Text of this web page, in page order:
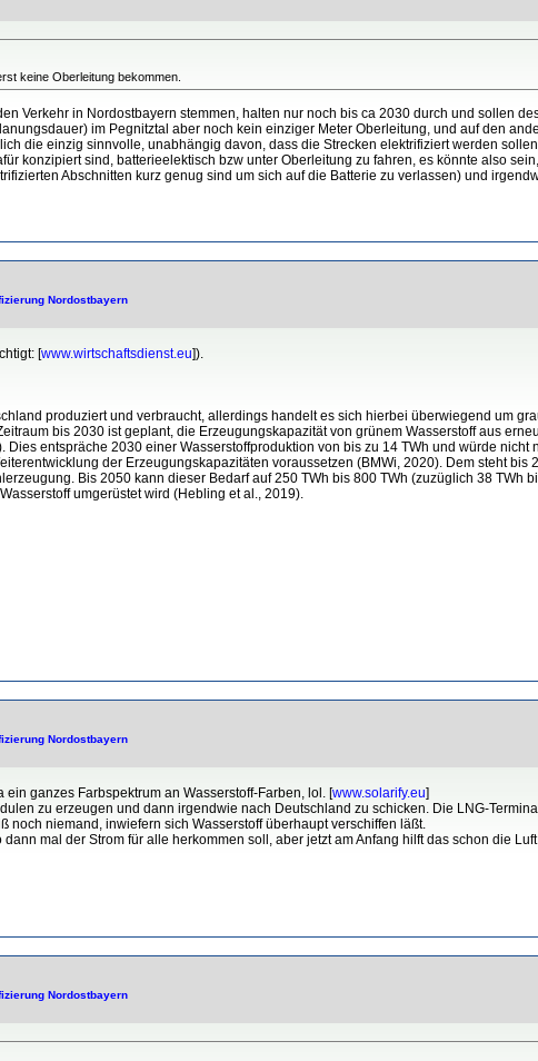
keine Oberleitung bekommen.
Verkehr in Nordostbayern stemmen, halten nur noch bis ca 2030 durch und sollen
im Pegnitztal aber noch kein einziger Meter Oberleitung, und auf den
die einzig sinnvolle, unabhängig davon, dass die Strecken elektrifiziert werden sollen.
konzipiert sind, batterieelektisch bzw unter Oberleitung zu fahren, es könnte also
Abschnitten kurz genug sind um sich auf die Batterie zu verlassen) und
Nordostbayern
[www.wirtschaftsdienst.eu]).
produziert und verbraucht, allerdings handelt es sich hierbei überwiegend um
bis 2030 ist geplant, die Erzeugungskapazität von grünem Wasserstoff aus
entspräche 2030 einer Wasserstoffproduktion von bis zu 14 TWh und würde
der Erzeugungskapazitäten voraussetzen (BMWi, 2020). Dem steht bis
Bis 2050 kann dieser Bedarf auf 250 TWh bis 800 TWh (zuzüglich 38 TWh
umgerüstet wird (Hebling et al., 2019).
Nordostbayern
ganzes Farbspektrum an Wasserstoff-Farben, lol. [www.solarify.eu]
zu erzeugen und dann irgendwie nach Deutschland zu schicken. Die LNG-
niemand, inwiefern sich Wasserstoff überhaupt verschiffen läßt.
mal der Strom für alle herkommen soll, aber jetzt am Anfang hilft das schon die
Nordostbayern